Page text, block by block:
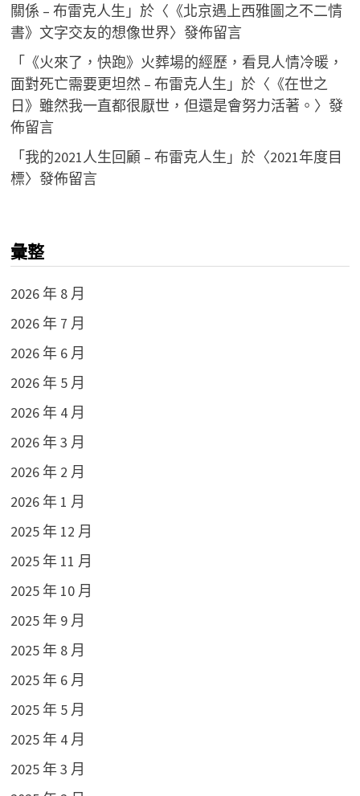
關係 – 布雷克人生 」於〈 《北京遇上西雅圖之不二情
書》文字交友的想像世界〉發佈留言
「《火來了，快跑》火葬場的經歷，看見人情冷暖，
面對死亡需要更坦然 – 布雷克人生 」於〈 《在世之
日》雖然我一直都很厭世，但還是會努力活著。 〉發
佈留言
「我的2021人生回顧 – 布雷克人生 」於〈2021年度目
標〉發佈留言
彙整
2026 年 8 月
2026 年 7 月
2026 年 6 月
2026 年 5 月
2026 年 4 月
2026 年 3 月
2026 年 2 月
2026 年 1 月
2025 年 12 月
2025 年 11 月
2025 年 10 月
2025 年 9 月
2025 年 8 月
2025 年 6 月
2025 年 5 月
2025 年 4 月
2025 年 3 月